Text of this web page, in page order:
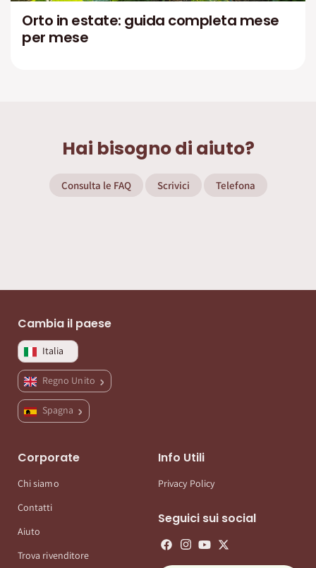
Orto in estate: guida completa mese
per mese
Hai bisogno di aiuto?
Consulta le FAQ Scrivici Telefona
Cambia il paese
Italia
Regno Unito
Spagna
Corporate
Chi siamo
Contatti
Aiuto
Trova rivenditore
Info Utili
Privacy Policy
Seguici sui social